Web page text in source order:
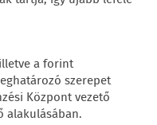
a forint
szerepet
Központ vezető
alakulásában.